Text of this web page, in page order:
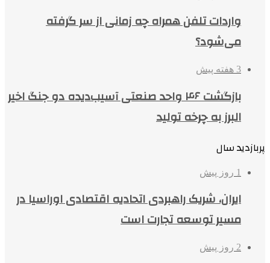
واردات تلفن همراه چه زمانی از سر گرفته
می‌شود؟
3 هفته پیش
بازگشت ۴۶ واحد صنعتی آسیب‌دیده دو جنگ اخیر
البرز به چرخه تولید
پربازدید سال
1 روز پیش
ایران، شریک راهبردی اتحادیه اقتصادی اوراسیا در
مسیر توسعه تجارت است
2 روز پیش